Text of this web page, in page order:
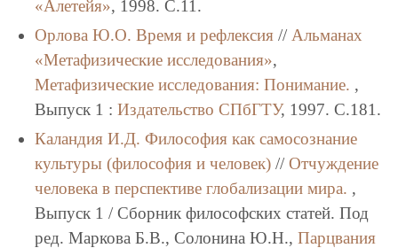
«Алетейя», 1998. C.11.
Орлова Ю.О. Время и рефлексия// Альманах
«Метафизические исследования»,
Метафизические исследования: Понимание. ,
Выпуск 1 : Издательство СПбГТУ, 1997. C.181.
Каландия И.Д. Философия как самосознание
культуры (философия и человек)// Отчуждение
человека в перспективе глобализации мира. ,
Выпуск 1 / Сборник философских статей. Под
ред. Маркова Б.В., Солонина Ю.Н., Парцвания